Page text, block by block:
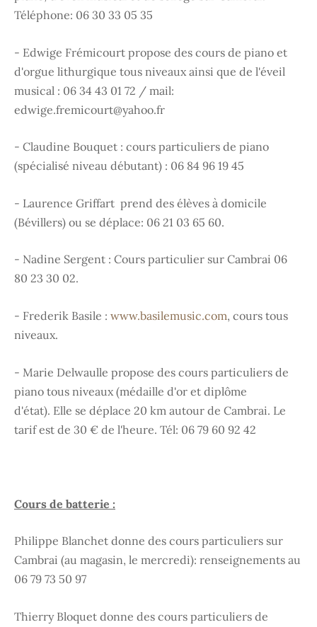
Téléphone: 06 30 33 05 35
- Edwige Frémicourt propose des cours de piano et
d'orgue lithurgique tous niveaux ainsi que de l'éveil
musical : 06 34 43 01 72 / mail:
edwige.fremicourt@yahoo.fr
- Claudine Bouquet : cours particuliers de piano
(spécialisé niveau débutant) : 06 84 96 19 45
- Laurence Griffart prend des élèves à domicile
(Bévillers) ou se déplace: 06 21 03 65 60.
- Nadine Sergent : Cours particulier sur Cambrai 06
80 23 30 02.
- Frederik Basile : www.basilemusic.com, cours tous
niveaux.
- Marie Delwaulle propose des cours particuliers de
piano tous niveaux (médaille d'or et diplôme
d'état). Elle se déplace 20 km autour de Cambrai. Le
tarif est de 30 € de l'heure. Tél: 06 79 60 92 42
Cours de batterie :
Philippe Blanchet donne des cours particuliers sur
Cambrai (au magasin, le mercredi): renseignements au
06 79 73 50 97
Thierry Bloquet donne des cours particuliers de